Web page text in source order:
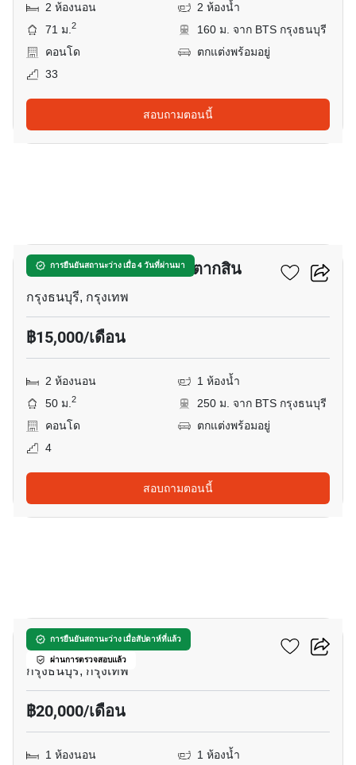
2 ห้องนอน
2 ห้องน้ำ
71 ม.2
160 ม. จาก BTS กรุงธนบุรี
คอนโด
ตกแต่งพร้อมอยู่
33
สอบถามตอนนี้
การยืนยันสถานะว่าง เมื่อ 4 วันที่ผ่านมา
แบงค์คอก แฟ’ลิซ สาทร-ตากสิน
กรุงธนบุรี, กรุงเทพ
฿15,000/เดือน
2 ห้องนอน
1 ห้องน้ำ
50 ม.2
250 ม. จาก BTS กรุงธนบุรี
คอนโด
ตกแต่งพร้อมอยู่
4
สอบถามตอนนี้
การยืนยันสถานะว่าง เมื่อสัปดาห์ที่แล้ว
ผ่านการตรวจสอบแล้ว
วิลล่า สาทร
กรุงธนบุรี, กรุงเทพ
฿20,000/เดือน
1 ห้องนอน
1 ห้องน้ำ